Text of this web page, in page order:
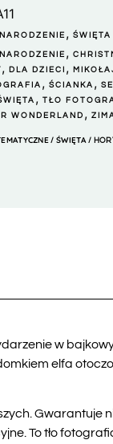
,ŚWIĘTA
,
,DLA DZIECI ,
,ŚCIANKA ,
,TŁO
WONDERLAND ,
/ ŚWIĘTA/
w
elfa
Gwarantuje
To tło